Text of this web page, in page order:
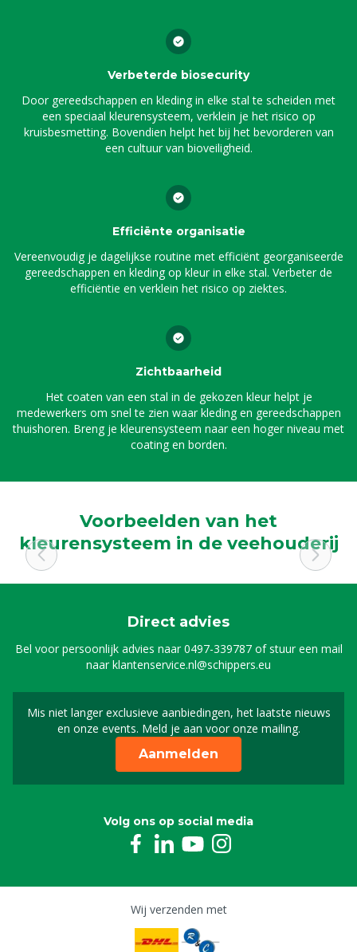
Verbeterde biosecurity
Door gereedschappen en kleding in elke stal te scheiden met
een speciaal kleurensysteem, verklein je het risico op
kruisbesmetting. Bovendien helpt het bij het bevorderen van
een cultuur van bioveiligheid.
Efficiënte organisatie
Vereenvoudig je dagelijkse routine met efficiënt georganiseerde
gereedschappen en kleding op kleur in elke stal. Verbeter de
efficiëntie en verklein het risico op ziektes.
Zichtbaarheid
Het coaten van een stal in de gekozen kleur helpt je
medewerkers om snel te zien waar kleding en gereedschappen
thuishoren. Breng je kleurensysteem naar een hoger niveau met
coating en borden.
Voorbeelden van het
kleurensysteem in de veehouderij
Direct advies
Bel voor persoonlijk advies naar0497-339787of stuur een mail
naarklantenservice.nl@schippers.eu
Mis niet langer exclusieve aanbiedingen, het laatste nieuws
en onze events. Meld je aan voor onze mailing.
Schrijf je in voor onze
Aanmelden
Volg ons op social media
Wij verzenden met